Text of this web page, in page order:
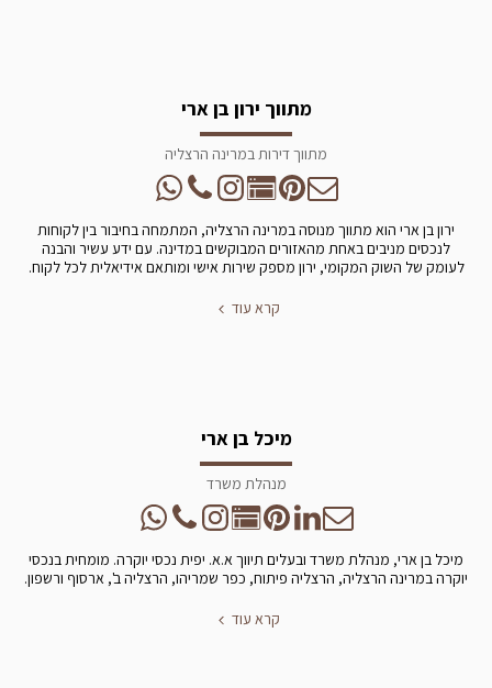
מתווך ירון בן ארי
מתווך דירות במרינה הרצליה
ירון בן ארי הוא מתווך מנוסה במרינה הרצליה, המתמחה בחיבור בין לקוחות
לנכסים מניבים באחת מהאזורים המבוקשים במדינה. עם ידע עשיר והבנה
לעומק של השוק המקומי, ירון מספק שירות אישי ומותאם אידיאלית לכל לקוח.
קרא עוד
מיכל בן ארי
מנהלת משרד
מיכל בן ארי, מנהלת משרד ובעלים תיווך א.א. יפית נכסי יוקרה. מומחית בנכסי
יוקרה במרינה הרצליה, הרצליה פיתוח, כפר שמריהו, הרצליה ב', ארסוף ורשפון.
קרא עוד